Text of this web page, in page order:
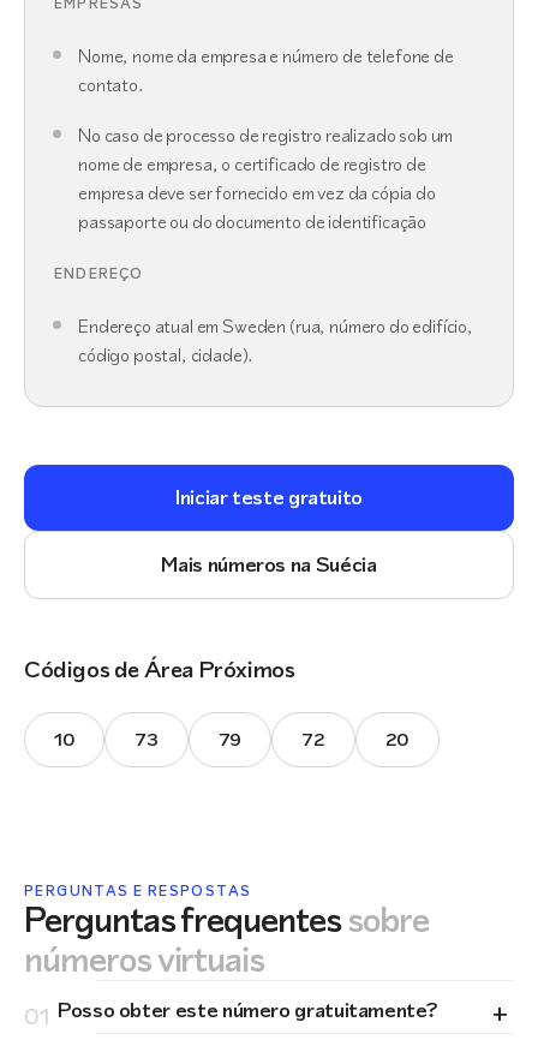
Nome, nome da empresa e número de telefone de
contato.
No caso de processo de registro realizado sob um
nome de empresa, o certificado de registro de
empresa deve ser fornecido em vez da cópia do
passaporte ou do documento de identificação
ENDEREÇO
Endereço atual em Sweden (rua, número do edifício,
código postal, cidade).
Iniciar teste gratuito
Mais números na Suécia
Códigos de Área Próximos
10 73 79 72 20
PERGUNTAS E RESPOSTAS
Perguntas frequentessobre
números virtuais
01 Posso obter este número gratuitamente? +